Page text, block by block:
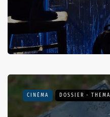
CINÉMA DOSSIER - THEMA